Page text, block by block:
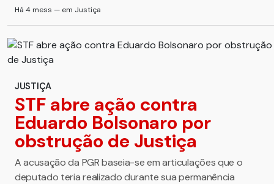
Há 4 mess — em Justiça
JUSTIÇA
STF abre ação contra
Eduardo Bolsonaro por
obstrução de Justiça
A acusação da PGR baseia-se em articulações que o
deputado teria realizado durante sua permanência